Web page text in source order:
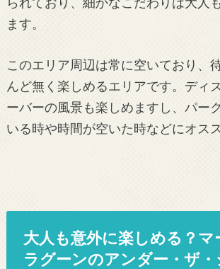
ます。
このエリア周辺は常に空いており、
んど無く楽しめるエリアです。ディ
ーバーの風景も楽しめますし、パー
いる時や時間が空いた時などにオス
大人も意外に楽しめる？マ
ラグーンのアンダー・ザ・